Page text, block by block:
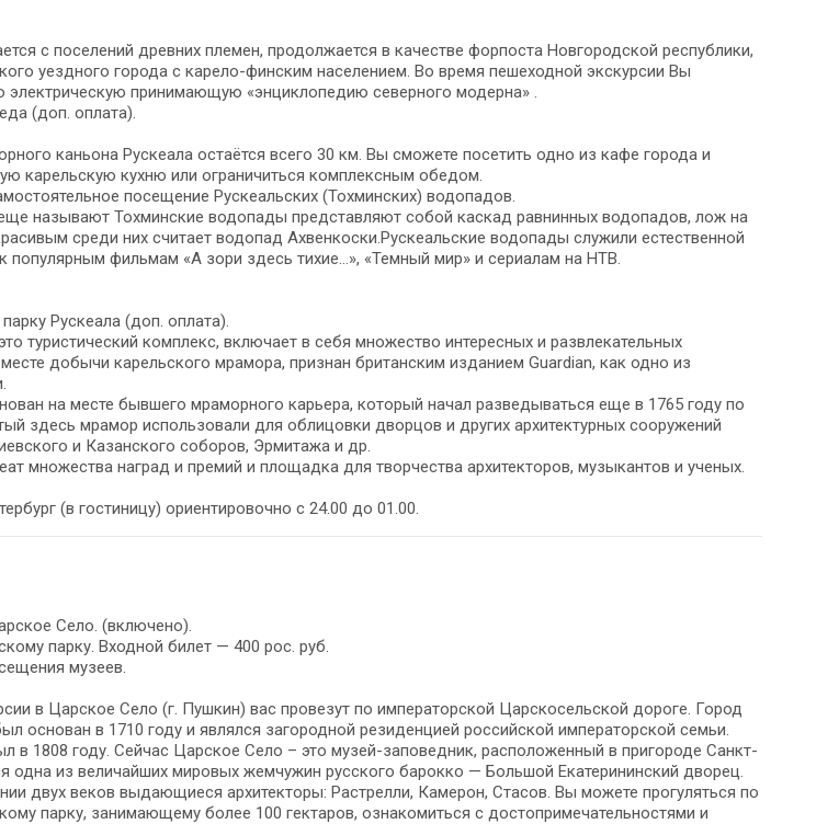
с поселений древних племен, продолжается в качестве форпоста Новгородской республики,
уездного города с карело-финским населением. Во время пешеходной экскурсии Вы
электрическую принимающую «энциклопедию северного модерна» .
(доп. оплата).
каньона Рускеала остаётся всего 30 км. Вы сможете посетить одно из кафе города и
карельскую кухню или ограничиться комплексным обедом.
посещение Рускеальских (Тохминских) водопадов.
еще называют Тохминские водопады представляют собой каскад равнинных водопадов, лож на
среди них считает водопад Ахвенкоски.Рускеальские водопады служили естественной
популярным фильмам «А зори здесь тихие…», «Темный мир» и сериалам на НТВ.
Рускеала (доп. оплата).
туристический комплекс, включает в себя множество интересных и развлекательных
добычи карельского мрамора, признан британским изданием Guardian, как одно из
на месте бывшего мраморного карьера, который начал разведываться еще в 1765 году по
здесь мрамор использовали для облицовки дворцов и других архитектурных сооружений
и Казанского соборов, Эрмитажа и др.
множества наград и премий и площадка для творчества архитекторов, музыкантов и ученых.
(в гостиницу) ориентировочно с 24.00 до 01.00.
Село. (включено).
парку. Входной билет — 400 рос. руб.
музеев.
в Царское Село (г. Пушкин) вас провезут по императорской Царскосельской дороге. Город
основан в 1710 году и являлся загородной резиденцией российской императорской семьи.
в 1808 году. Сейчас Царское Село – это музей-заповедник, расположенный в пригороде Санкт-
одна из величайших мировых жемчужин русского барокко — Большой Екатерининский дворец.
двух веков выдающиеся архитекторы: Растрелли, Камерон, Стасов. Вы можете прогуляться по
парку, занимающему более 100 гектаров, ознакомиться с достопримечательностями и